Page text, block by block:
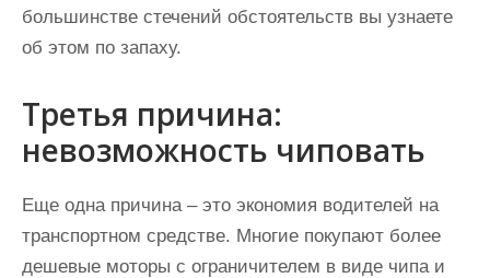
большинстве стечений обстоятельств вы узнаете
об этом по запаху.
Третья причина:
невозможность чиповать
Еще одна причина – это экономия водителей на
транспортном средстве. Многие покупают более
дешевые моторы с ограничителем в виде чипа и